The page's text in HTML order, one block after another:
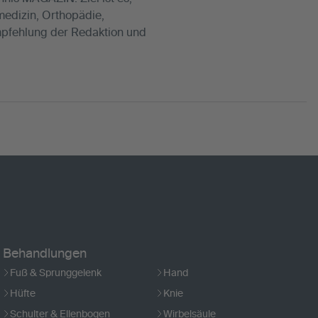
Orthopädie,
der Redaktion und
Behandlungen
Fuß & Sprunggelenk Hand
Hüfte Knie
Schulter & Ellenbogen Wirbelsäule